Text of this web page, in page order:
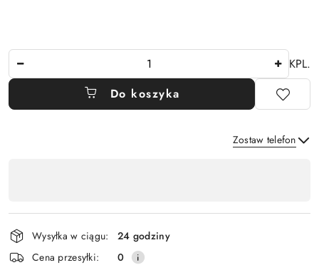
KPL.
Do koszyka
Zostaw telefon
płatność
i
dostawa
Wysyłka w ciągu:
24 godziny
Cena przesyłki:
0